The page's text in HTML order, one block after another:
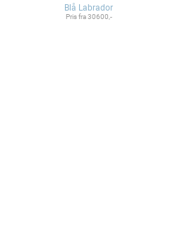
Blå Labrador
Pris fra 30600,-